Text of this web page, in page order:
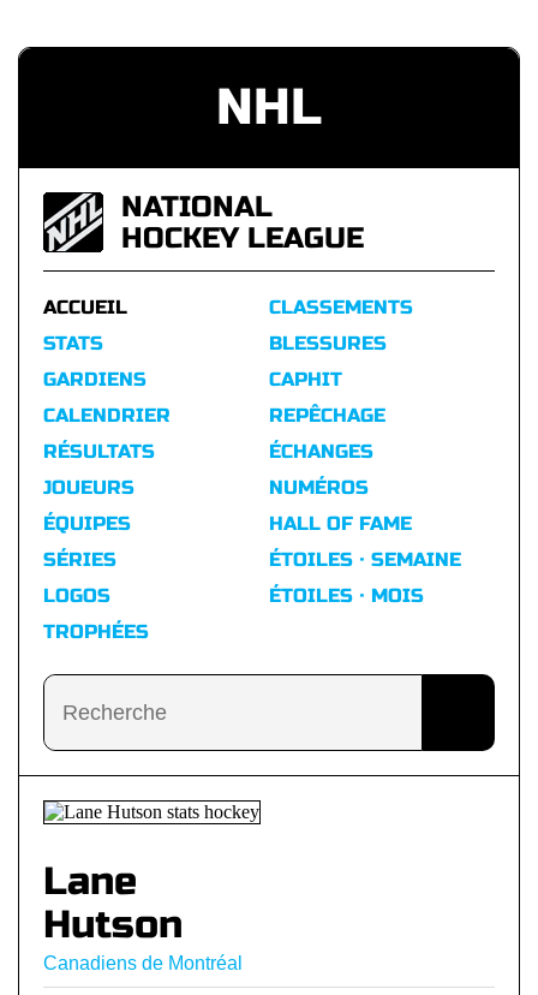
NHL
NATIONAL
HOCKEY LEAGUE
ACCUEIL
STATS
GARDIENS
CALENDRIER
RÉSULTATS
CLASSEMENTS
BLESSURES
CAPHIT
REPÊCHAGE
ÉCHANGES
JOUEURS
ÉQUIPES
SÉRIES
LOGOS
TROPHÉES
NUMÉROS
HALL OF FAME
ÉTOILES · SEMAINE
ÉTOILES · MOIS
Lane
Hutson
Canadiens de Montréal